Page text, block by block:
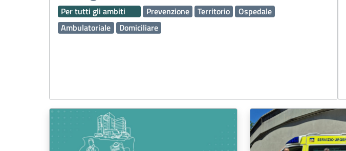
Per tutti gli ambiti Prevenzione Territorio
Ospedale
Ambulatoriale
Domiciliare